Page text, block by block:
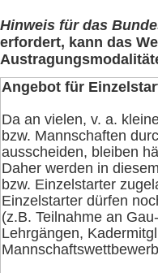
Hinweis für das
erfordert, kann das
Angebot für
Da an vielen, v. a.
bzw. Mannschaften
ausscheiden, bleiben
Daher werden in
bzw. Einzelstarter
Einzelstarter dürfen
(z.B. Teilnahme an
Lehrgängen,